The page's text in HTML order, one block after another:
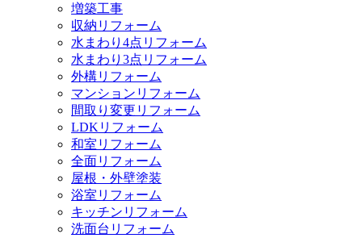
増築工事
収納リフォーム
水まわり4点リフォーム
水まわり3点リフォーム
外構リフォーム
マンションリフォーム
間取り変更リフォーム
LDKリフォーム
和室リフォーム
全面リフォーム
屋根・外壁塗装
浴室リフォーム
キッチンリフォーム
洗面台リフォーム